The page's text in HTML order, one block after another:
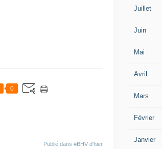
0
Publié dans #BHV d'hier
Juillet
Juin
Mai
Avril
Mars
Février
Janvier